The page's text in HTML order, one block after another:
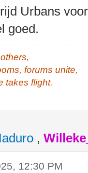
Urbans
goed.
forums unite,
takes flight.
,
12:30 PM